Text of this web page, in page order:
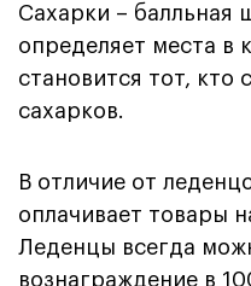
Сахарки – балльная
определяет места в
становится тот, кто
сахарков.
В отличие от
оплачивает товары
Леденцы всегда
вознаграждение в